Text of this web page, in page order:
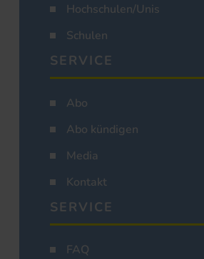
Hochschulen/Unis
Schulen
SERVICE
Abo
Abo kündigen
Media
Kontakt
SERVICE
FAQ